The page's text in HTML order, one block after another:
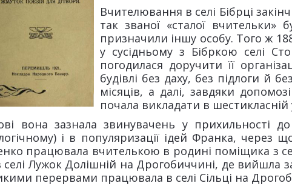
Вчителювання в селі Бібрці
так званої «сталої вчительки»
призначили іншу особу. Того ж
у сусідньому з Бібркою селі
погодилася доручити її
будівлі без даху, без підлоги й
місяців, а далі, завдяки
почала викладати в шестикласній
вона зазнала звинувачень у прихильності
і в популяризації ідей Франка,
працювала вчителькою в родині поміщика з
Лужок Долішній на Дрогобиччині, де вийшла
перервами працювала в селі Сільці на